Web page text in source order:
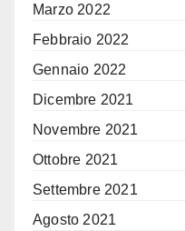
Marzo 2022
Febbraio 2022
Gennaio 2022
Dicembre 2021
Novembre 2021
Ottobre 2021
Settembre 2021
Agosto 2021